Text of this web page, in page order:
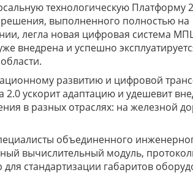
технологическую Платформу
выполненного полностью на
легла новая цифровая система
внедрена и успешно
развитию и цифровой
ускорит адаптацию и удешевит
в разных отраслях: на железной
объединенного
вычислительный модуль,
стандартизации габаритов